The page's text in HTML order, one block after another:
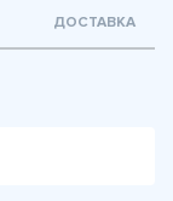
ДОСТАВКА